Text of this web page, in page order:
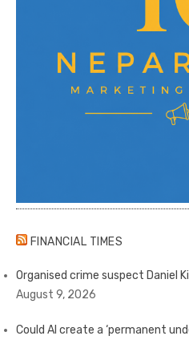
FINANCIAL TIMES
Organised crime suspect Daniel
August 9, 2026
Could AI create a ‘permanent